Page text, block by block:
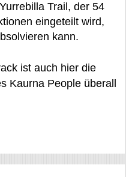
Trail, der 54
eingeteilt wird,
kann.
ist auch hier die
Kaurna People überall